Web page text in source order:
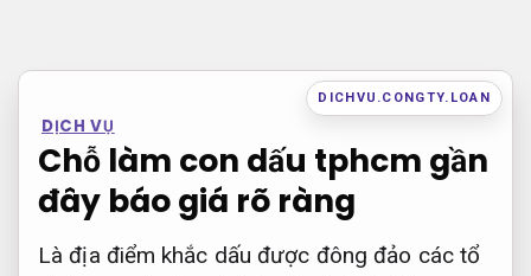
dung
DICHVU.CONGTY.LOAN
DỊCH VỤ
Chỗ làm con dấu tphcm gần
đây báo giá rõ ràng
Là địa điểm khắc dấu được đông đảo các tổ